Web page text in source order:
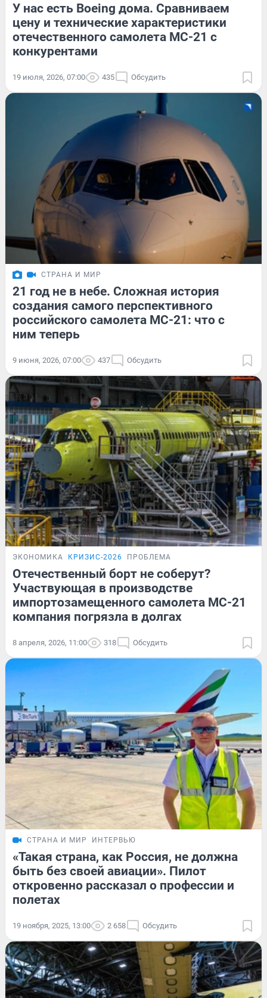
У нас есть Boeing дома. Сравниваем
цену и технические характеристики
отечественного самолета МС-21 с
конкурентами
19 июля, 2026, 07:00 435 Обсудить
СТРАНА И МИР
21 год не в небе. Сложная история
создания самого перспективного
российского самолета МС-21: что с
ним теперь
9 июня, 2026, 07:00 437 Обсудить
ЭКОНОМИКА КРИЗИС-2026 ПРОБЛЕМА
Отечественный борт не соберут?
Участвующая в производстве
импортозамещенного самолета МС-21
компания погрязла в долгах
8 апреля, 2026, 11:00 318 Обсудить
СТРАНА И МИР ИНТЕРВЬЮ
«Такая страна, как Россия, не должна
быть без своей авиации». Пилот
откровенно рассказал о профессии и
полетах
19 ноября, 2025, 13:00 2 658 Обсудить